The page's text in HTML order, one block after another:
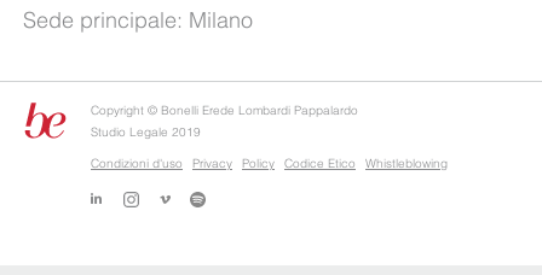
Sede principale: Milano
Copyright © Bonelli Erede Lombardi Pappalardo
Studio Legale 2019
Condizioni d'uso
Privacy Policy Codice Etico Whistleblowing